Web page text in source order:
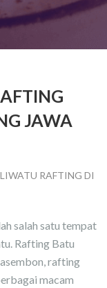
JAWA
RAFTING DI
salah satu tempat
Rafting Batu
rafting
macam